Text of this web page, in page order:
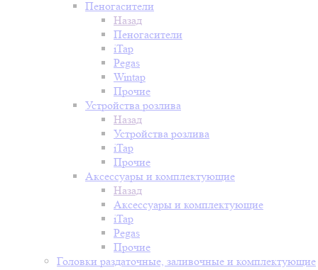
Пеногасители
Назад
Пеногасители
iTap
Pegas
Wintap
Прочие
Устройства розлива
Назад
Устройства розлива
iTap
Прочие
Аксессуары и комплектующие
Назад
Аксессуары и комплектующие
iTap
Pegas
Прочие
Головки раздаточные, заливочные и комплектующие